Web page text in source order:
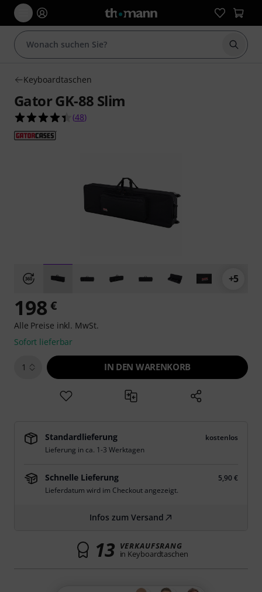
Suche
Keyboardtaschen
Gator GK-88 Slim
4.4 von 5 Sternen aus 48 Kundenbewertungen
(48)
+5
198 €
Alle Preise inkl. MwSt.
Sofort lieferbar
1 IN DEN WARENKORB
Standardlieferung
kostenlos
Lieferung in ca. 1-3 Werktagen
Schnelle Lieferung
5,90 €
Lieferdatum wird im Checkout angezeigt.
Infos zum Versand
13 VERKAUFSRANG
in Keyboardtaschen